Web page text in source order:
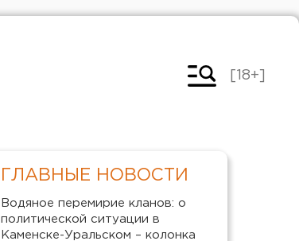
[18+]
ГЛАВНЫЕ НОВОСТИ
Водяное перемирие кланов: о
политической ситуации в
Каменске-Уральском – колонка